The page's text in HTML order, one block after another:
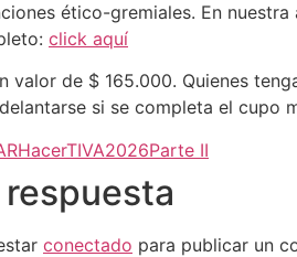
ético-gremiales. En
click aquí
valor de $ 165.000. Quienes
si se completa el cupo
HacerTIVA2026Parte II
conectado para publicar un